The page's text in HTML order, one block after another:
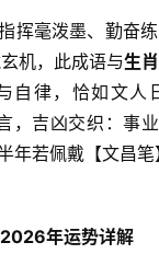
挥毫泼墨、勤奋
机，此成语与生
自律，恰如文人
，吉凶交织：事
年若佩戴【文昌
年运势详解